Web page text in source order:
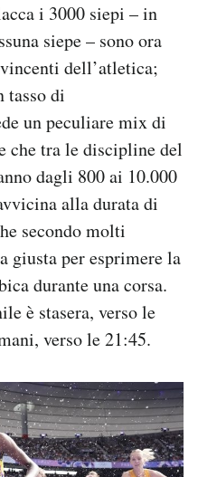
i 3000 siepi – in
siepe – sono ora
dell’atletica;
tasso di
un peculiare mix di
che tra le discipline del
dagli 800 ai 10.000
alla durata di
secondo molti
giusta per esprimere la
durante una corsa.
è stasera, verso le
verso le 21:45.